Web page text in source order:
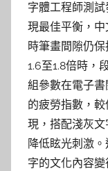
字體工程師測
現最佳平衡，
時筆畫間隙仍
1.6至1.8倍時，
組參數在電子
的疲勞指數，
現，搭配淺灰
降低眩光刺激
字的文化內容